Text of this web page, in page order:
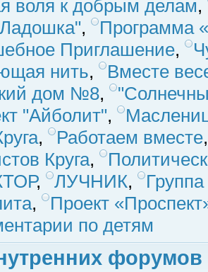
воля к добрым делам,
,
Программа
Приглашение,
нить,
Вместе
дом №8,
"Айболит",
, Работаем вместе
Круга,
, ЛУЧНИК,
,
Проект
по детям
форумов